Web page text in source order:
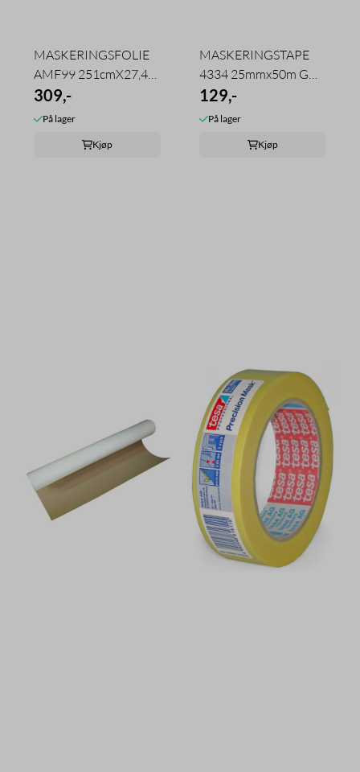
MASKERINGSFOLIE
AMF99 251cmX27,4m
HAND-MASKER
309,-
På lager
Kjøp
MASKERINGSTAPE
4334 25mmx50m GUL
PRECISION TESA
129,-
På lager
Kjøp